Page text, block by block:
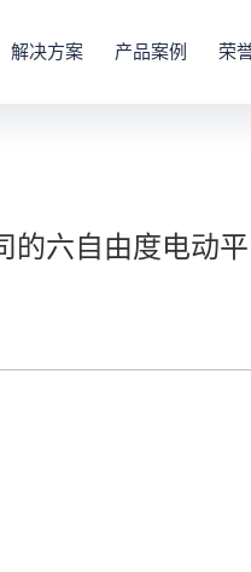
解决方案 产品案例 荣
的六自由度电动平